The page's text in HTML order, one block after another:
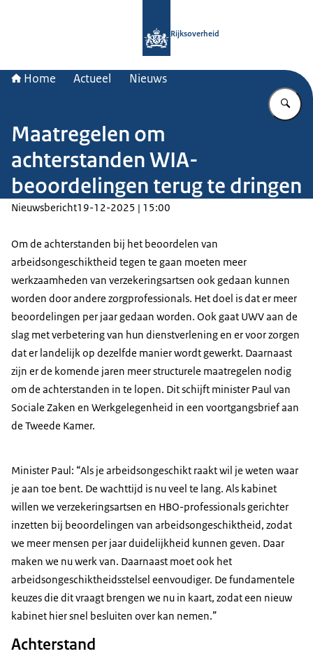
Rijksoverheid
Home Actueel Nieuws
Maatregelen om
achterstanden WIA-
beoordelingen terug te dringen
Nieuwsbericht19-12-2025 | 15:00
Om de achterstanden bij het beoordelen van
arbeidsongeschiktheid tegen te gaan moeten meer
werkzaamheden van verzekeringsartsen ook gedaan kunnen
worden door andere zorgprofessionals. Het doel is dat er meer
beoordelingen per jaar gedaan worden. Ook gaat UWV aan de
slag met verbetering van hun dienstverlening en er voor zorgen
dat er landelijk op dezelfde manier wordt gewerkt. Daarnaast
zijn er de komende jaren meer structurele maatregelen nodig
om de achterstanden in te lopen. Dit schijft minister Paul van
Sociale Zaken en Werkgelegenheid in een voortgangsbrief aan
de Tweede Kamer.
Minister Paul: “Als je arbeidsongeschikt raakt wil je weten waar
je aan toe bent. De wachttijd is nu veel te lang. Als kabinet
willen we verzekeringsartsen en HBO-professionals gerichter
inzetten bij beoordelingen van arbeidsongeschiktheid, zodat
we meer mensen per jaar duidelijkheid kunnen geven. Daar
maken we nu werk van. Daarnaast moet ook het
arbeidsongeschiktheidsstelsel eenvoudiger. De fundamentele
keuzes die dit vraagt brengen we nu in kaart, zodat een nieuw
kabinet hier snel besluiten over kan nemen.”
Achterstand